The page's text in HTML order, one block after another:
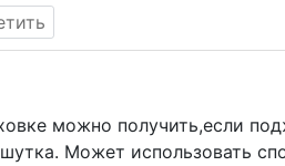
можно получить,если
Может использовать